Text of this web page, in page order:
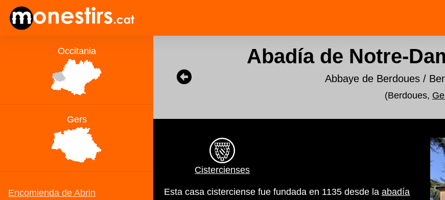
Abadía de Notre-
Abbaye de Berdoues /
(Berdoues,
Cistercienses
Esta casa cisterciense fue fundada en 1135 desde la abadía